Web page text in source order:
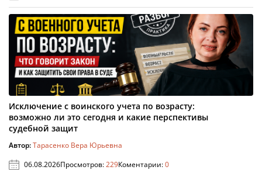
Исключение с воинского учета по возрасту:
возможно ли это сегодня и какие перспективы
судебной защит
Автор:Тарасенко Вера Юрьевна
06.08.2026Просмотров:229Коментарии:0